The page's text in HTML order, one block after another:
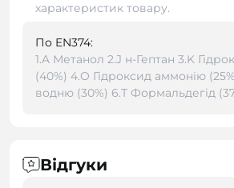
характеристик товару.
По EN374:
1.A Метанол 2.J н-Гептан 3.K
(40%) 4.O Гідроксид аммонію
водню (30%) 6.Т Формальдегід
Відгуки